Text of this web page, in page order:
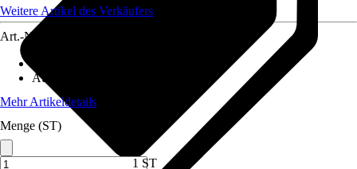
Weitere Artikel des Verkäufers
Art.-Nr.
Ausführung
Mehr Artikeldetails
Menge (ST)
1 ST